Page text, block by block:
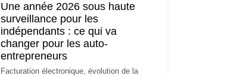
siège social répond souvent à une nouvelle
étape de la vie de l'entreprise et implique
plusieurs formalités obligatoires.
Une année 2026 sous haute
surveillance pour les
indépendants : ce qui va
changer pour les auto-
entrepreneurs
Facturation électronique, évolution de la